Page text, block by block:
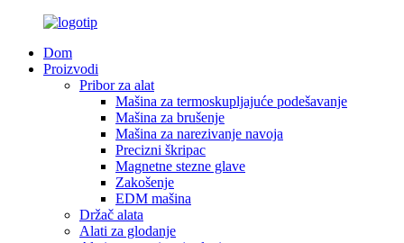
Dom
Proizvodi
Pribor za alat
Mašina za termoskupljajuće podešavanje
Mašina za brušenje
Mašina za narezivanje navoja
Precizni škripac
Magnetne stezne glave
Zakošenje
EDM mašina
Držač alata
Alati za glodanje